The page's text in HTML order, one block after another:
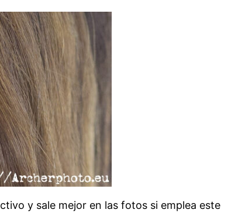
y sale mejor en las fotos si emplea este